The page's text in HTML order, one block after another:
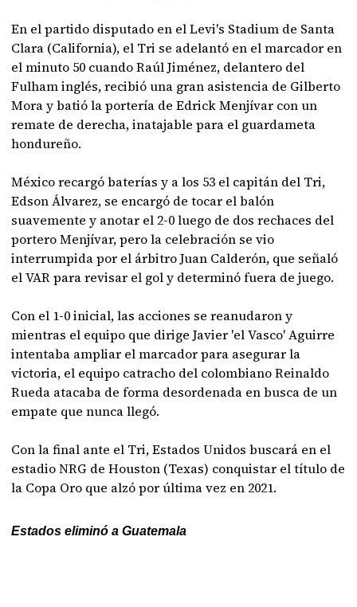
En el partido disputado en el Levi's Stadium de Santa
Clara (California), el Tri se adelantó en el marcador en
el minuto 50 cuando Raúl Jiménez, delantero del
Fulham inglés, recibió una gran asistencia de Gilberto
Mora y batió la portería de Edrick Menjívar con un
remate de derecha, inatajable para el guardameta
hondureño.
México recargó baterías y a los 53 el capitán del Tri,
Edson Álvarez, se encargó de tocar el balón
suavemente y anotar el 2-0 luego de dos rechaces del
portero Menjívar, pero la celebración se vio
interrumpida por el árbitro Juan Calderón, que señaló
el VAR para revisar el gol y determinó fuera de juego.
Con el 1-0 inicial, las acciones se reanudaron y
mientras el equipo que dirige Javier 'el Vasco' Aguirre
intentaba ampliar el marcador para asegurar la
victoria, el equipo catracho del colombiano Reinaldo
Rueda atacaba de forma desordenada en busca de un
empate que nunca llegó.
Con la final ante el Tri, Estados Unidos buscará en el
estadio NRG de Houston (Texas) conquistar el título de
la Copa Oro que alzó por última vez en 2021.
Estados eliminó a Guatemala